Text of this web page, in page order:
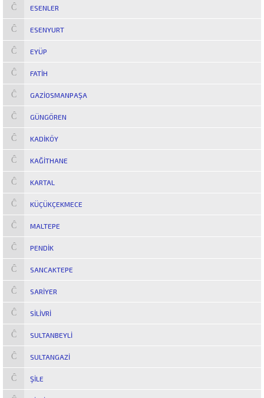
ESENLER
ESENYURT
EYÜP
FATIH
GAZIOSMANPAŞA
GÜNGÖREN
KADIKÖY
KAĞITHANE
KARTAL
KÜÇÜKÇEKMECE
MALTEPE
PENDIK
SANCAKTEPE
SARIYER
SILIVRI
SULTANBEYLI
SULTANGAZI
ŞILE